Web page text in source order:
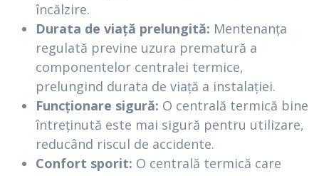
încălzire.
Durata de viață prelungită: Mentenanța
regulată previne uzura prematură a
componentelor centralei termice,
prelungind durata de viață a instalației.
Funcționare sigură: O centrală termică bine
întreținută este mai sigură pentru utilizare,
reducând riscul de accidente.
Confort sporit: O centrală termică care